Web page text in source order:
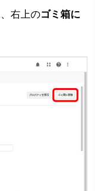
右上のゴミ箱に